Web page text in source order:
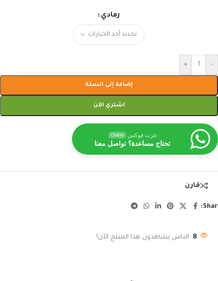
رمادي
-
+
إضافة إلى السلة
اشتري الآن
عزت فوكس Online
تحتاج مساعدة؟ تواصل معنا
قارن
8 الناس يشاهدون هذا المنتج الآن!